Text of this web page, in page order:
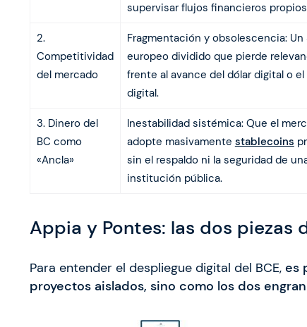
supervisar flujos financieros
2.
Competitividad
del mercado
Fragmentación y obsolescencia:
europeo dividido que pierde
frente al avance del dólar digital o el
digital.
3. Dinero del
BC como
«Ancla»
Inestabilidad sistémica: Que el
adopte masivamente stablecoins
sin el respaldo ni la seguridad de
institución pública.
Appia y Pontes: las dos piezas
Para entender el despliegue digital del BCE, es
proyectos aislados, sino como los dos